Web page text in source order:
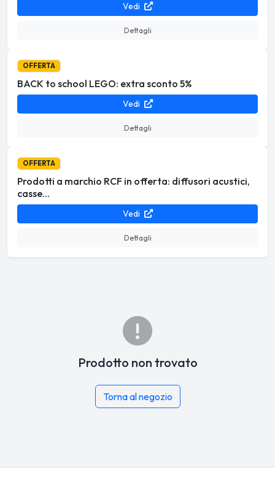
Vedi
Dettagli
OFFERTA
BACK to school LEGO: extra sconto 5%
Vedi
Dettagli
OFFERTA
Prodotti a marchio RCF in offerta: diffusori acustici,
casse...
Vedi
Dettagli
Prodotto non trovato
Torna al negozio